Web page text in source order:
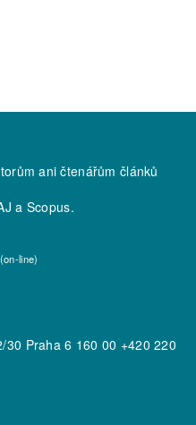
ani čtenářům článků
a Scopus.
line)
30 Praha 6 160 00 +420 220